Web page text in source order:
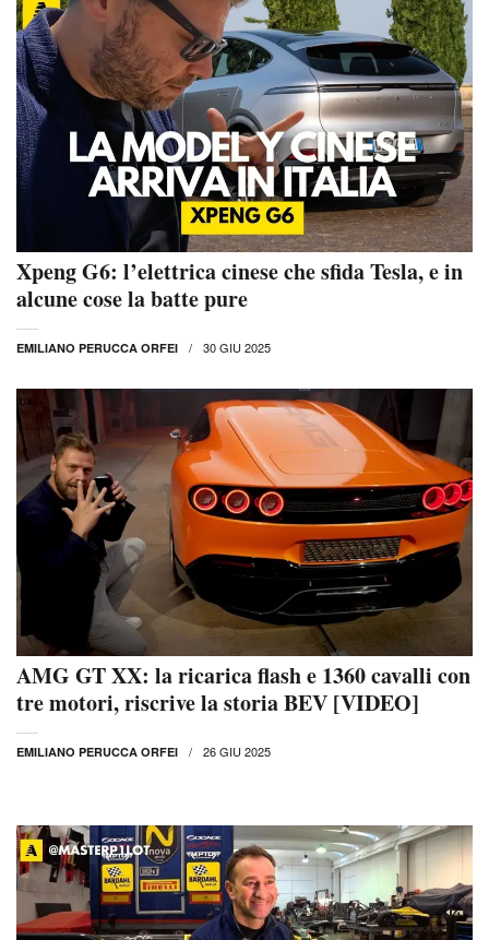
Xpeng G6: l’elettrica cinese che sfida Tesla, e in
alcune cose la batte pure
EMILIANO PERUCCA ORFEI 30 GIU 2025
AMG GT XX: la ricarica flash e 1360 cavalli con
tre motori, riscrive la storia BEV [VIDEO]
EMILIANO PERUCCA ORFEI 26 GIU 2025